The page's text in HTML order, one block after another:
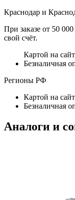
Краснодар и
При заказе от 50
свой счёт.
Картой на
Безналичная
Регионы РФ
Картой на
Безналичная
Аналоги и